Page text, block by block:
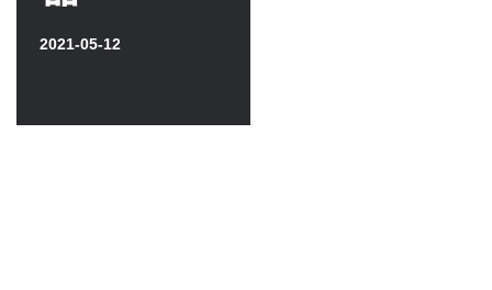
2021-05-12